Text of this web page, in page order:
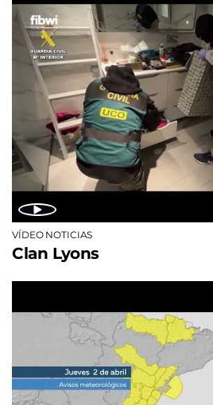
VÍDEO NOTICIAS
Clan Lyons